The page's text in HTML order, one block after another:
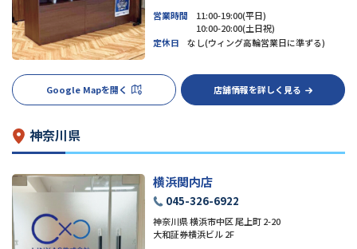
営業時間
11:00-19:00(平日)
10:00-20:00(土日祝)
定休日
なし(ウィング高輪営業日に準ずる)
Google Mapを開く 店舗情報を詳しく見る
神奈川県
横浜関内店
045-326-6922
神奈川県 横浜市中区 尾上町 2-20
大和証券横浜ビル 2F